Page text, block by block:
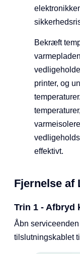
Bekræft
printer, og
effektivt.
Fjernelse af
Trin 1 - Afbryd
Åbn
tilslutningskablet